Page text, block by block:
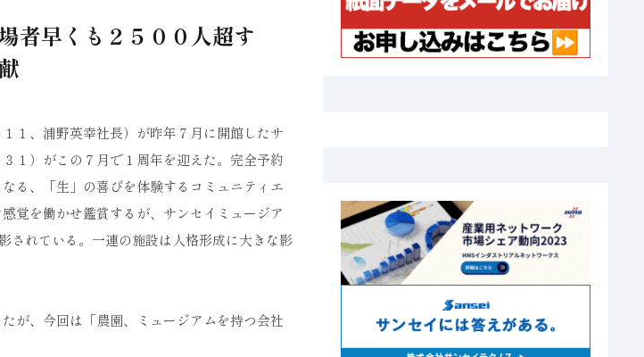
者早くも２５００人超す
、浦野英幸社長）が昨年７月に開館したサ
１）がこの７月で１周年を迎えた。完全予約
る、「生」の喜びを体験するコミュニティエ
覚を働かせ鑑賞するが、サンセイミュージア
されている。一連の施設は人格形成に大きな影
が、今回は「農園、ミュージアムを持つ会社